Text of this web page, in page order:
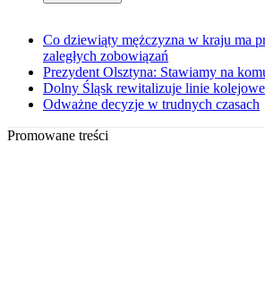
Co dziewiąty mężczyzna w kraju ma
zaległych zobowiązań
Prezydent Olsztyna: Stawiamy na
Dolny Śląsk rewitalizuje linie
Odważne decyzje w trudnych czasach
Promowane treści